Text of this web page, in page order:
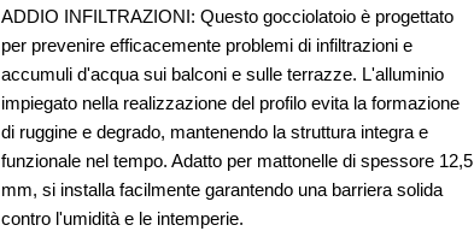
ADDIO INFILTRAZIONI: Questo gocciolatoio è progettato
per prevenire efficacemente problemi di infiltrazioni e
accumuli d'acqua sui balconi e sulle terrazze. L'alluminio
impiegato nella realizzazione del profilo evita la formazione
di ruggine e degrado, mantenendo la struttura integra e
funzionale nel tempo. Adatto per mattonelle di spessore 12,5
mm, si installa facilmente garantendo una barriera solida
contro l'umidità e le intemperie.